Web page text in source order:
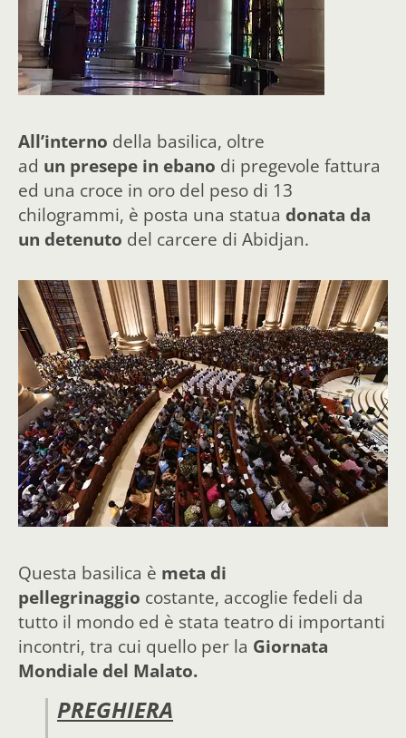
All’interno della basilica, oltre
ad un presepe in ebano di pregevole fattura
ed una croce in oro del peso di 13
chilogrammi, è posta una statua donata da
un detenuto del carcere di Abidjan.
Questa basilica è meta di
pellegrinaggio costante, accoglie fedeli da
tutto il mondo ed è stata teatro di importanti
incontri, tra cui quello per la Giornata
Mondiale del Malato.
PREGHIERA